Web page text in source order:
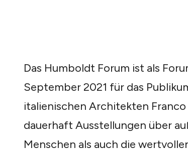
Das Humboldt Forum ist als
September 2021 für das
italienischen Architekten
dauerhaft Ausstellungen über
Menschen als auch die